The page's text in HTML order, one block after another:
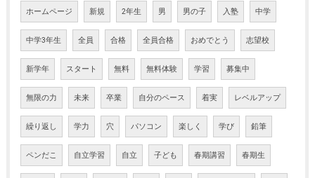
ホームページ 新規 2年生 男 男の子 入塾 中学
中学3年生 全員 合格 全員合格 おめでとう 志望校
新学年 スタート 無料 無料体験 学習 募集中
無限の力 未来 卒業 自分のペース 着実 レベルアップ
繰り返し 学力 穴 パソコン 楽しく 学び 鉛筆
ペンだこ 自立学習 自立 子ども 春期講習 春期生